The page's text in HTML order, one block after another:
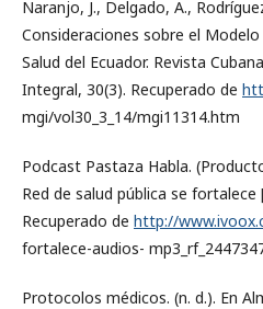
Naranjo, J., Delgado, A.,
Consideraciones sobre el
Salud del Ecuador. Revista
Integral, 30(3). Recuperado de
mgi/vol30_3_14/mgi11314.htm
Podcast Pastaza Habla.
Red de salud pública se
Recuperado de http://
fortalece-audios-
Protocolos médicos. (n. d.). En